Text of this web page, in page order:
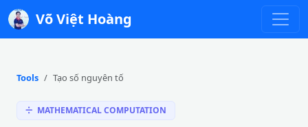
Võ Việt Hoàng
Tools Tạo số nguyên tố
MATHEMATICAL COMPUTATION